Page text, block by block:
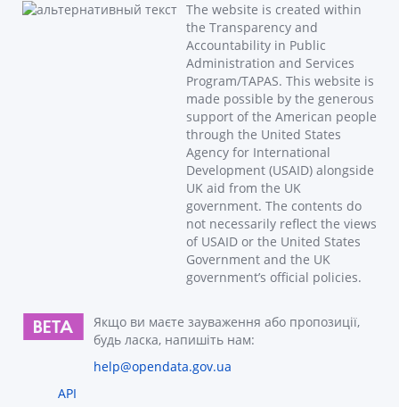
The website is created within
the Transparency and
Accountability in Public
Administration and Services
Program/TAPAS. This website is
made possible by the generous
support of the American people
through the United States
Agency for International
Development (USAID) alongside
UK aid from the UK
government. The contents do
not necessarily reflect the views
of USAID or the United States
Government and the UK
government’s official policies.
Якщо ви маєте зауваження або пропозиції,
будь ласка, напишіть нам:
help@opendata.gov.ua
API